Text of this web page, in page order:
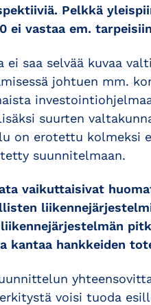
Pelkkä
ei vastaa em.
ei saa selvää kuvaa
johtuen mm.
suurten
on erotettu kolmeksi
suunnitelmaan.
vaikuttaisivat
kantaa hankkeiden
voisi tuoda